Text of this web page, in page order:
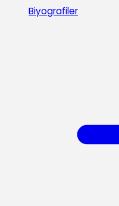
Biyografiler